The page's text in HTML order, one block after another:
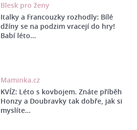
Blesk pro ženy
Italky a Francouzky rozhodly: Bílé
džíny se na podzim vracejí do hry!
Babí léto…
Maminka.cz
KVÍZ: Léto s kovbojem. Znáte příběh
Honzy a Doubravky tak dobře, jak si
myslíte…